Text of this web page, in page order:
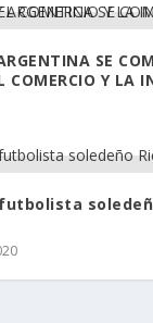
SE
COMERCIO Y LA